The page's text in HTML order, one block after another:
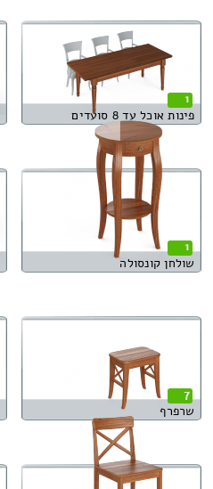
1
פינות אוכל עד 8 סועדים
1
שולחן קונסולה
7
שרפרף